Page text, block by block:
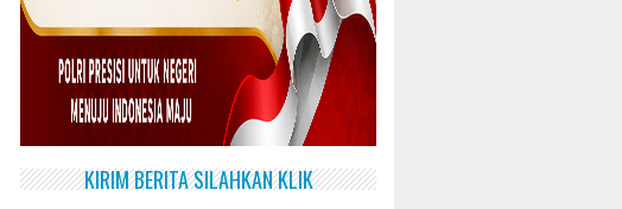
KIRIM BERITA SILAHKAN KLIK